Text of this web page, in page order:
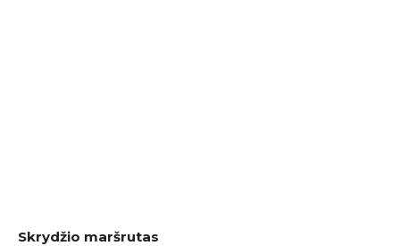
Skrydžio maršrutas